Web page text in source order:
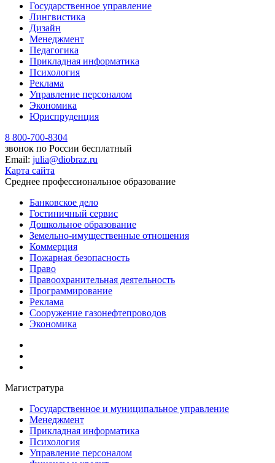
Государственное управление
Лингвистика
Дизайн
Менеджмент
Педагогика
Прикладная информатика
Психология
Реклама
Управление персоналом
Экономика
Юриспруденция
8 800-700-8304
звонок по России бесплатный
Email: julia@diobraz.ru
Карта сайта
Среднее профессиональное образование
Банковское дело
Гостиничный сервис
Дошкольное образование
Земельно-имущественные отношения
Коммерция
Пожарная безопасность
Право
Правоохранительная деятельность
Программирование
Реклама
Сооружение газонефтепроводов
Экономика
Магистратура
Государственное и муниципальное управление
Менеджмент
Прикладная информатика
Психология
Управление персоналом